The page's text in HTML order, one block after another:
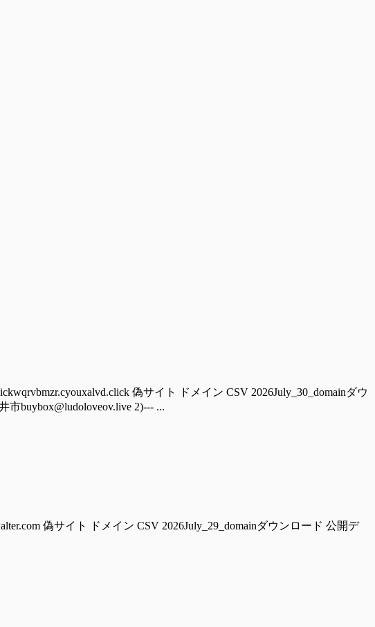
偽サイト ドメイン CSV 2026July_30_domainダウ
buybox@ludoloveov.live 2)--- ...
偽サイト ドメイン CSV 2026July_29_domainダウンロード 公開デ